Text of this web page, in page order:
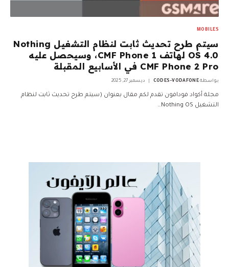
MOBILES
سيتم طرح تحديث ثابت لنظام التشغيل Nothing
OS 4.0 لهاتف CMF Phone 1، وسيحصل عليه
CMF Phone 2 Pro في الأسابيع المقبلة
بواسطة CODES-VODAFONE ديسمبر 27, 2025
مجلة أكواد فودافون تقدم لكم مقال بعنوان (سيتم طرح تحديث ثابت لنظام
التشغيل Nothing OS…